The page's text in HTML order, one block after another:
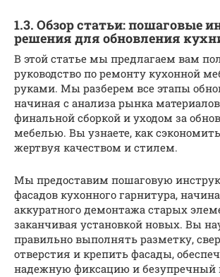
1.3. Обзор статьи: пошаговые
решения для обновления
В этой статье мы предлагаем вам
руководство по ремонту кухонной
руками. Мы разберем все этапы
начиная с анализа рынка
финальной сборкой и уходом за
мебелью. Вы узнаете, как
жертвуя качеством и стилем.
Мы предоставим пошаговую
фасадов кухонного гарнитура,
аккуратного демонтажа старых
заканчивая установкой новых. Вы
правильно выполнять разметку,
отверстия и крепить фасады,
надежную фиксацию и безупречный